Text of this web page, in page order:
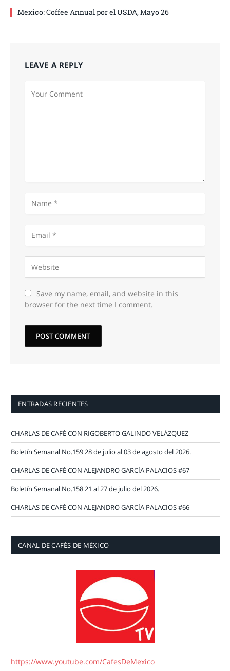
Mexico: Coffee Annual por el USDA, Mayo 26
LEAVE A REPLY
Save my name, email, and website in this
browser for the next time I comment.
ENTRADAS RECIENTES
CHARLAS DE CAFÉ CON RIGOBERTO GALINDO VELÁZQUEZ
Boletín Semanal No.159 28 de julio al 03 de agosto del 2026.
CHARLAS DE CAFÉ CON ALEJANDRO GARCÍA PALACIOS #67
Boletín Semanal No.158 21 al 27 de julio del 2026.
CHARLAS DE CAFÉ CON ALEJANDRO GARCÍA PALACIOS #66
CANAL DE CAFÉS DE MÉXICO
https://www.youtube.com/CafesDeMexico